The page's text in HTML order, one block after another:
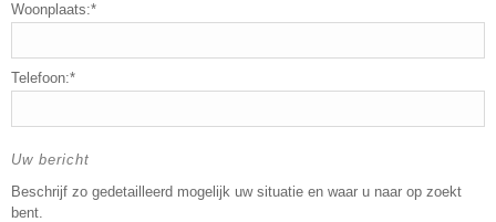
Woonplaats:*
Telefoon:*
Uw bericht
Beschrijf zo gedetailleerd mogelijk uw situatie en waar u naar op zoekt
bent.